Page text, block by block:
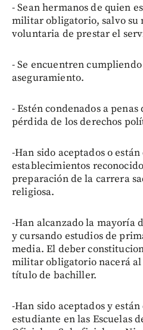
- Sean hermanos de quien
militar obligatorio, salvo su
voluntaria de prestar el
- Se encuentren
aseguramiento.
- Estén condenados a
pérdida de los derechos
-Han sido aceptados o
establecimientos
preparación de la carrera
religiosa.
-Han alcanzado la mayoría
y cursando estudios de
media. El deber
militar obligatorio nacerá
título de bachiller.
-Han sido aceptados y
estudiante en las Escuelas